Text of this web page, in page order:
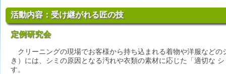
活動内容：受け継がれる匠の技
定例研究会
クリーニングの現場でお客様から持ち込まれる着物や洋服などの
き）には、シミの原因となる汚れや衣類の素材に応じた「適切な
す。